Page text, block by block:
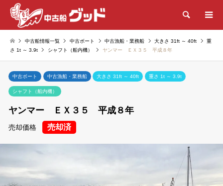
検索
中古船情報一覧 中古ボート 中古漁船・業務船 大きさ 31ft ～ 40ft
重
さ 1t ～ 3.9t
シャフト（船内機） ヤンマー ＥＸ３５ 平成８年
中古ボート 中古漁船・業務船 大きさ 31ft ～ 40ft 重さ 1t ～ 3.9t
シャフト（船内機）
ヤンマー ＥＸ３５ 平成８年
売却価格 売却済